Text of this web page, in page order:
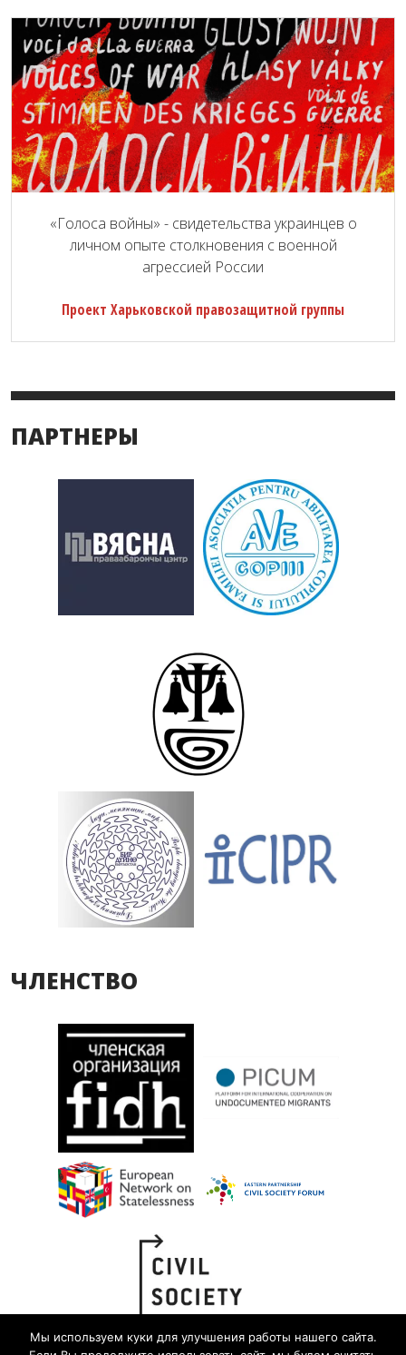
«Голоса войны» - свидетельства украинцев о
личном опыте столкновения с военной
агрессией России
Проект Харьковской правозащитной группы
ПАРТНЕРЫ
ЧЛЕНСТВО
Мы используем куки для улучшения работы нашего сайта.